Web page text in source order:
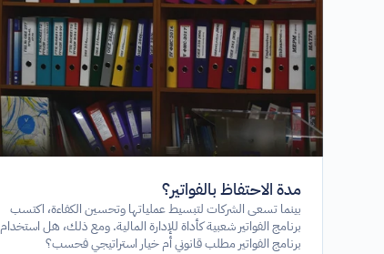
مدة الاحتفاظ بالفواتير؟
بينما تسعى الشركات لتبسيط عملياتها وتحسين الكفاءة، اكتسب
برنامج الفواتير شعبية كأداة للإدارة المالية. ومع ذلك، هل استخدام
برنامج الفواتير مطلب قانوني أم خيار استراتيجي فحسب؟